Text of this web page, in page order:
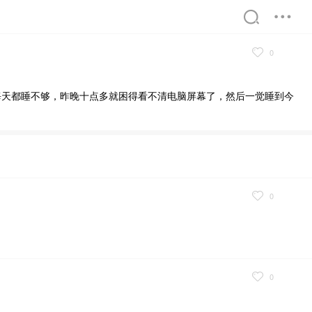
0
都睡不够，昨晚十点多就困得看不清电脑屏幕了，然后一觉睡到今
0
0
精選